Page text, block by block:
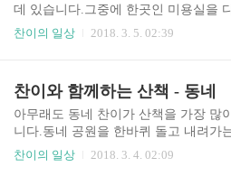
쫓겨날지도 몰라. ㅎㅎ 기다리면서 같
겸 헤드셋도 장착!!음악듣는거 같죠? 하
이 나오고있다는거. 헤드셋이 걸리적
를 미친듯이 좋아하는 비와이랑 만나기
다.찬이가 성격이 조금.. 아주 약간...
데 있습니다.그중에 한곳인 미용실을
다.가는 길에 햇살이 이뻐서 한컷 찍어
다.이쁘게 나와야할텐데. ㅎㅎ머리에
너무 잘 어울리네요. 펌이 잘 됬나 거
인까지 하며 여유있는 모습을 보여주는
보니 맘에 드는듯 싶네요.뭐.. 바뀐것도
ㅎ 머리를 하고 선물을 받은 기념으로
찬이의 일상 2018. 3. 5. 02:39
찬이와 함께하는 산책 - 동네
아무래도 동네 찬이가 산책을 가장 많
니다.동네 공원을 한바퀴 돌고 내려가
다.빨리 내려오라는듯 기다리면 저만
찬이의 일상 2018. 3. 4. 02:09